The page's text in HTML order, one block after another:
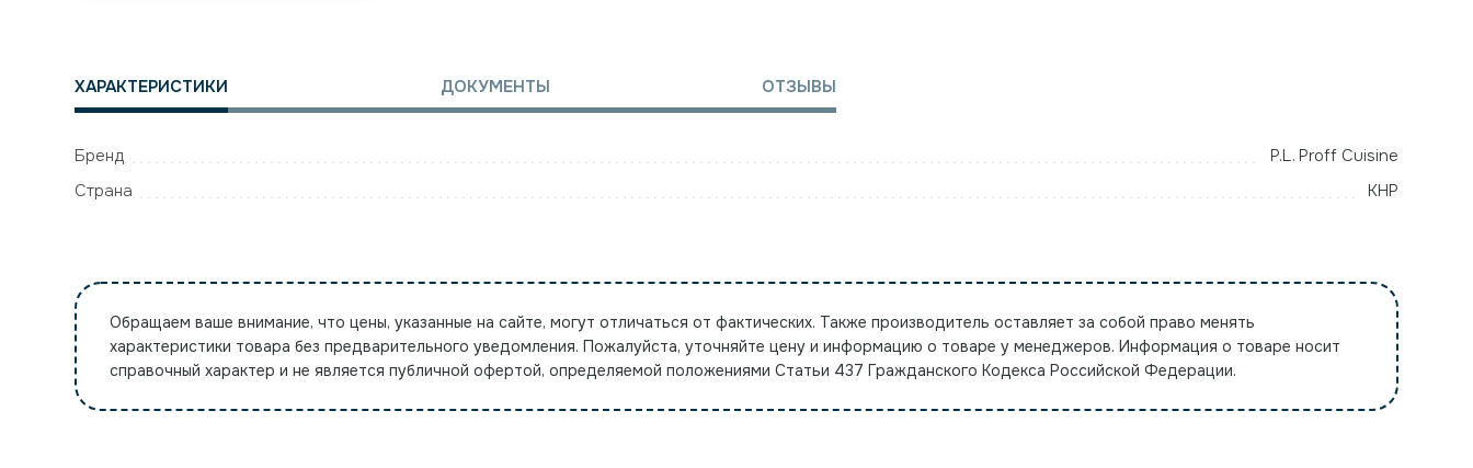
ХАРАКТЕРИСТИКИ ДОКУМЕНТЫ ОТЗЫВЫ
Бренд
P.L. Proff Cuisine
Страна
КНР
Обращаем ваше внимание, что цены, указанные на сайте, могут отличаться от фактических. Также производитель оставляет за собой право менять
характеристики товара без предварительного уведомления. Пожалуйста, уточняйте цену и информацию о товаре у менеджеров. Информация о товаре носит
справочный характер и не является публичной офертой, определяемой положениями Статьи 437 Гражданского Кодекса Российской Федерации.